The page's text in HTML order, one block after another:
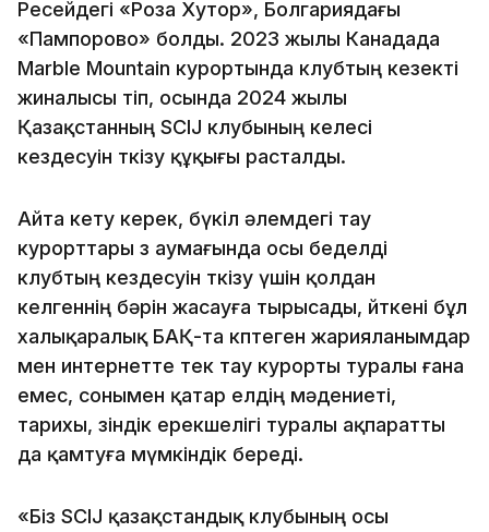
Ресейдегі «Роза Хутор», Болгариядағы
«Пампорово» болды. 2023 жылы Канадада
Marble Mountain курортында клубтың кезекті
жиналысы өтіп, осында 2024 жылы
Қазақстанның SCIJ клубының келесі
кездесуін өткізу құқығы расталды.
Айта кету керек, бүкіл әлемдегі тау
курорттары өз аумағында осы беделді
клубтың кездесуін өткізу үшін қолдан
келгеннің бәрін жасауға тырысады, өйткені бұл
халықаралық БАҚ-та көптеген жарияланымдар
мен интернетте тек тау курорты туралы ғана
емес, сонымен қатар елдің мәдениеті,
тарихы, өзіндік ерекшелігі туралы ақпаратты
да қамтуға мүмкіндік береді.
«Біз SCIJ қазақстандық клубының осы